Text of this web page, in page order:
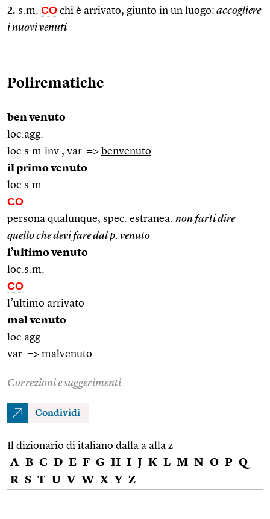
2. s.m. CO chi è arrivato, giunto in un luogo: accogliere
i nuovi venuti
Polirematiche
ben venuto
loc.agg.
loc.s.m.inv., var. => benvenuto
il primo venuto
loc.s.m.
CO
persona qualunque, spec. estranea: non farti dire
quello che devi fare dal p. venuto
l’ultimo venuto
loc.s.m.
CO
l’ultimo arrivato
mal venuto
loc.agg.
var. => malvenuto
Correzioni e suggerimenti
Condividi
Il dizionario di italiano dalla a alla z
A B C D E F G H I J K L M N O P Q
R S T U V W X Y Z